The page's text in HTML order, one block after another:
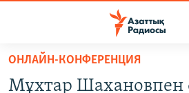
Skip
main
ОНЛАЙН-КОНФЕРЕНЦИЯ
Мұхтар Шахановпен